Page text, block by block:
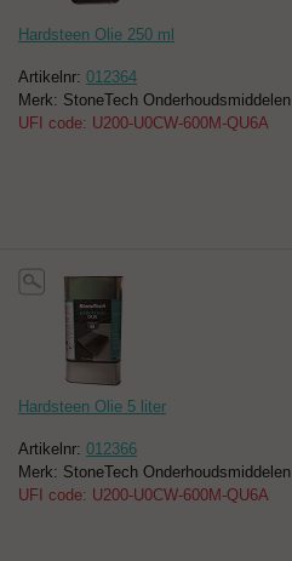
Hardsteen Olie 250 ml
Artikelnr: 012364
Merk: StoneTech Onderhoudsmiddelen
UFI code: U200-U0CW-600M-QU6A
Hardsteen Olie 5 liter
Artikelnr: 012366
Merk: StoneTech Onderhoudsmiddelen
UFI code: U200-U0CW-600M-QU6A